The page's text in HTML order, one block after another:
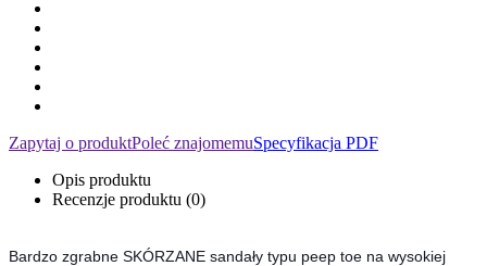
Zapytaj o produktPoleć znajomemuSpecyfikacja PDF
Opis produktu
Recenzje produktu (0)
Bardzo zgrabne SKÓRZANE sandały typu peep toe na wysokiej